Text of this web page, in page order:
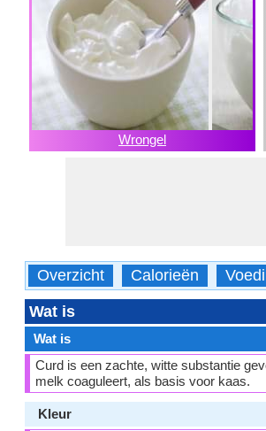
Wrongel
Overzicht Calorieën
Wat is
Wat is
Curd is een zachte, witte substantie
melk coaguleert, als basis voor kaas.
Kleur